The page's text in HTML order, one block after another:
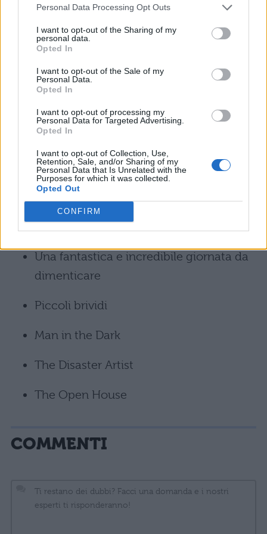
Personal Data Processing Opt Outs
I want to opt-out of the Sharing of my
personal data.
Opted In
I want to opt-out of the Sale of my
Personal Data.
Opted In
I want to opt-out of processing my
Personal Data for Targeted Advertising.
Opted In
I want to opt-out of Collection, Use,
Retention, Sale, and/or Sharing of my
Personal Data that Is Unrelated with the
Purposes for which it was collected.
Opted Out
CONFIRM
Oranges
Fred Claus – Un fratello sotto l’albero
Supercuccioli sulla neve
The Clique
Blood Story
Prisoner
Un giorno come tanti
Una fantastica e incredibile giornata da
dimenticare
Piccoli brividi
Man in the Dark
The Disaster Artist
The Open House
COMMENTI